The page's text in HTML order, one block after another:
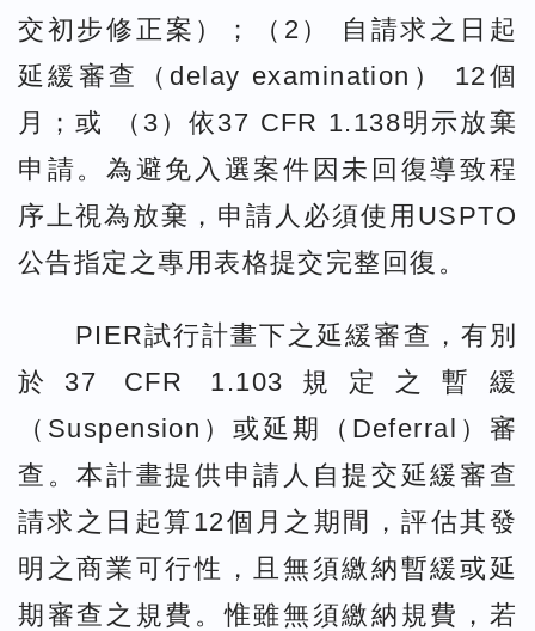
交初步修正案）；（2） 自請求之日起
延緩審查（delay examination） 12個
月；或 （3）依37 CFR 1.138明示放棄
申請。為避免入選案件因未回復導致程
序上視為放棄，申請人必須使用USPTO
公告指定之專用表格提交完整回復。
PIER試行計畫下之延緩審查，有別
於37 CFR 1.103規定之暫緩
（Suspension）或延期（Deferral）審
查。本計畫提供申請人自提交延緩審查
請求之日起算12個月之期間，評估其發
明之商業可行性，且無須繳納暫緩或延
期審查之規費。惟雖無須繳納規費，若